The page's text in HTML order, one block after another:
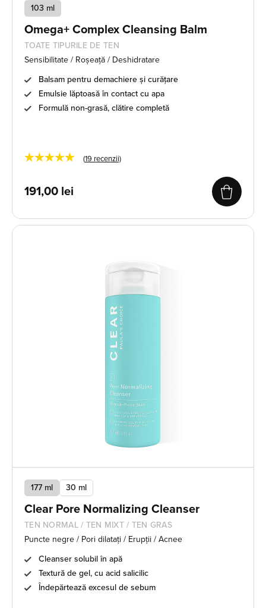
103 ml
Omega+ Complex Cleansing Balm
TOATE TIPURILE DE TEN
Sensibilitate / Roșeață / Deshidratare
Balsam pentru demachiere și curățare
Emulsie lăptoasă în contact cu apa
Formulă non-grasă, clătire completă
★★★★★ (19 recenzii)
191,00 lei
177 ml 30 ml
Clear Pore Normalizing Cleanser
TEN NORMAL / TEN MIXT / TEN GRAS
Puncte negre / Pori dilatați / Erupții / Acnee
Cleanser solubil în apă
Textură de gel, cu acid salicilic
Îndepărtează excesul de sebum